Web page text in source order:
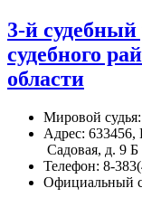
3-й судебный
судебного
области
Мировой
Адрес: 633456,
Садовая, д. 9 Б
Телефон: 8-
Официальный